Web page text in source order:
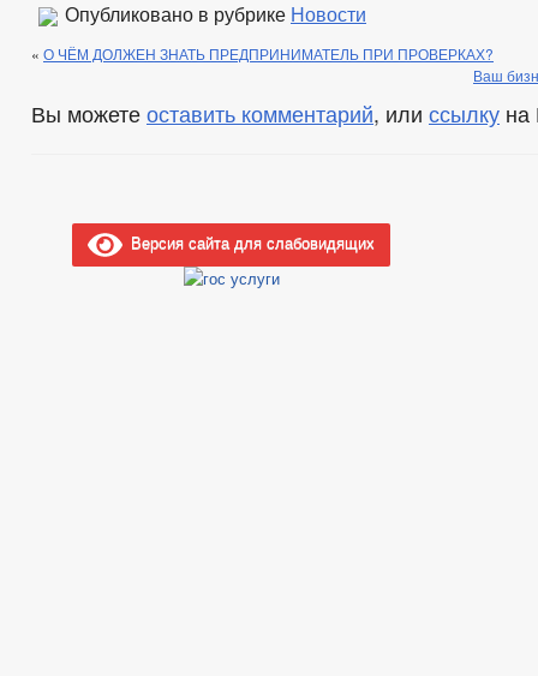
Опубликовано в рубрике Новости
« О ЧЁМ ДОЛЖЕН ЗНАТЬ ПРЕДПРИНИМАТЕЛЬ ПРИ ПРОВЕРКАХ?
Ваш
Вы можете оставить комментарий, или ссылку на
Версия сайта для слабовидящих